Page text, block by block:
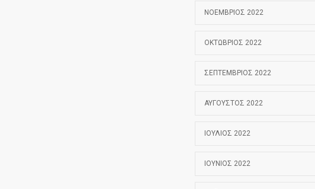
ΝΟΈΜΒΡΙΟΣ 2022
ΟΚΤΏΒΡΙΟΣ 2022
ΣΕΠΤΈΜΒΡΙΟΣ 2022
ΑΎΓΟΥΣΤΟΣ 2022
ΙΟΎΛΙΟΣ 2022
ΙΟΎΝΙΟΣ 2022